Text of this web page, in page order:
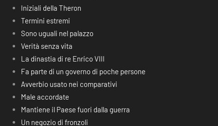
Iniziali della Theron
Termini estremi
Sono uguali nel palazzo
Verità senza vita
La dinastia di re Enrico VIII
Fa parte di un governo di poche persone
Avverbio usato nei comparativi
Male accordate
Mantiene il Paese fuori dalla guerra
Un negozio di fronzoli